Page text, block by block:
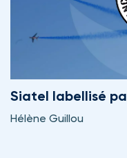
Siatel labellisé
Hélène Guillou